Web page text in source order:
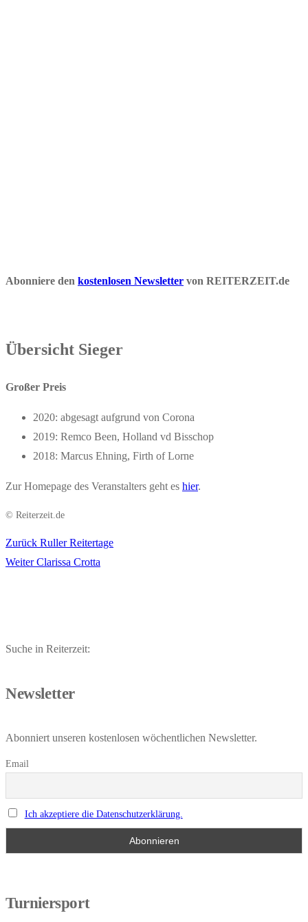
Abonniere den kostenlosen Newsletter von REITERZEIT.de
Übersicht Sieger
Großer Preis
2020: abgesagt aufgrund von Corona
2019: Remco Been, Holland vd Bisschop
2018: Marcus Ehning, Firth of Lorne
Zur Homepage des Veranstalters geht es hier.
© Reiterzeit.de
Beitragsnavigation
Zurück Vorheriger
Beitrag:
Ruller Reitertage
Weiter Nächster
Clarissa Crotta
Suche in Reiterzeit:
Newsletter
Abonniert unseren kostenlosen wöchentlichen Newsletter.
Email
Ich akzeptiere die Datenschutzerklärung.
Turniersport